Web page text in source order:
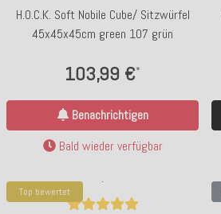
H.O.C.K. Soft Nobile Cube/ Sitzwürfel
45x45x45cm green 107 grün
103,99 €*
Benachrichtigen
Bald wieder verfügbar
Top bewertet